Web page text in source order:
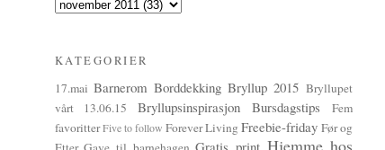
KATEGORIER
17.mai Barnerom Borddekking Bryllup 2015 Bryllupet
vårt 13.06.15
Bryllupsinspirasjon Bursdagstips
Fem
favoritter Five to follow Forever Living Freebie-friday Før og
Gratis print Hjemme hos